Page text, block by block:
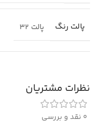
پالت رنگ پالت 32
نظرات مشتریان
0 نقد و بررسی